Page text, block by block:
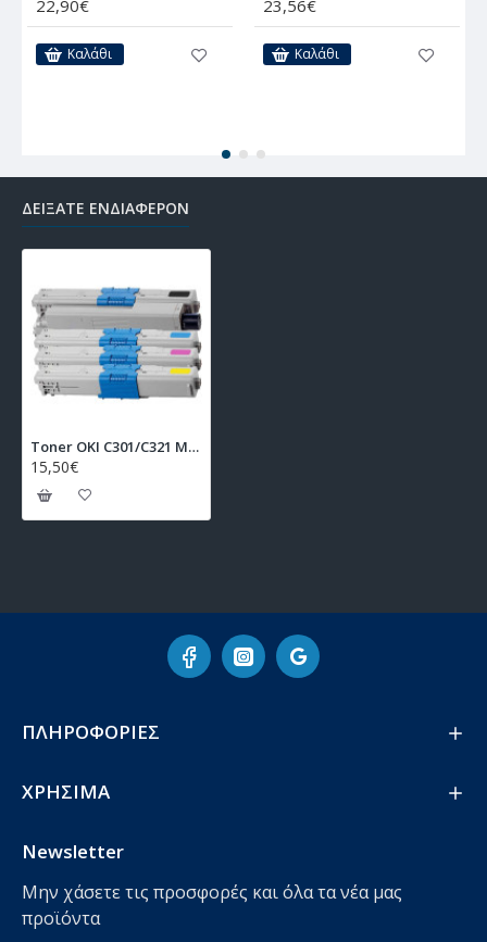
22,90€
Καλάθι
23,56€
Καλάθι
ΔΕΊΞΑΤΕ ΕΝΔΙΑΦΈΡΟΝ
Toner OKI C301/C321 Magenta
15,50€
ΠΛΗΡΟΦΟΡΙΕΣ
ΧΡΗΣΙΜΑ
Newsletter
Μην χάσετε τις προσφορές και όλα τα νέα μας
προϊόντα